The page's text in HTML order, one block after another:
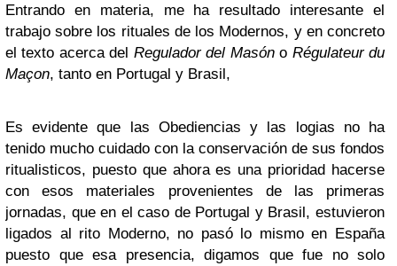
Entrando en materia, me ha resultado interesante el
trabajo sobre los rituales de los Modernos, y en concreto
el texto acerca del Regulador del Masóno Régulateur du
Maçon, tanto en Portugal y Brasil,
Es evidente que las Obediencias y las logias no ha
tenido mucho cuidado con la conservación de sus fondos
ritualisticos, puesto que ahora es una prioridad hacerse
con esos materiales provenientes de las primeras
jornadas, que en el caso de Portugal y Brasil, estuvieron
ligados al rito Moderno, no pasó lo mismo en España
puesto que esa presencia, digamos que fue no solo